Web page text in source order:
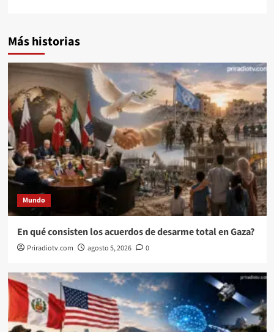
Más historias
Mundo
En qué consisten los acuerdos de desarme total en Gaza?
Priradiotv.com agosto 5, 2026 0